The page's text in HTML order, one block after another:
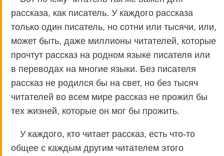
рассказа, как писатель. У каждого рассказа
только один писатель, но сотни или тысячи, или,
может быть, даже миллионы читателей, которые
прочтут рассказ на родном языке писателя или
в переводах на многие языки. Без писателя
рассказ не родился бы на свет, но без тысяч
читателей во всем мире рассказ не прожил бы
тех жизней, которые он мог бы прожить.
У каждого, кто читает рассказ, есть что-то
общее с каждым другим читателем этого